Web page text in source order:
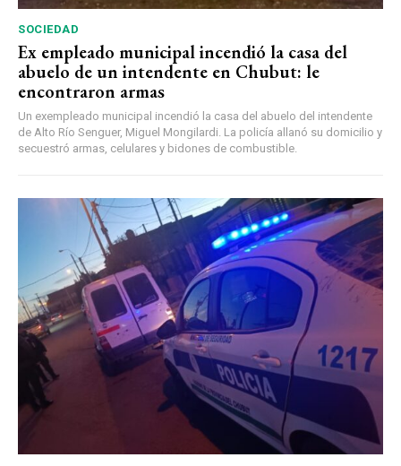
SOCIEDAD
Ex empleado municipal incendió la casa del
abuelo de un intendente en Chubut: le
encontraron armas
Un exempleado municipal incendió la casa del abuelo del intendente
de Alto Río Senguer, Miguel Mongilardi. La policía allanó su domicilio y
secuestró armas, celulares y bidones de combustible.